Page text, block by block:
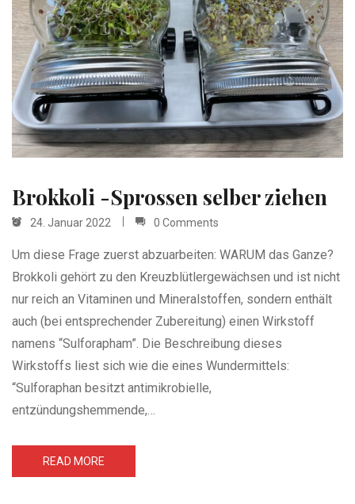
Brokkoli -Sprossen selber ziehen
24. Januar 2022 0 Comments
Um diese Frage zuerst abzuarbeiten: WARUM das Ganze?
Brokkoli gehört zu den Kreuzblütlergewächsen und ist nicht
nur reich an Vitaminen und Mineralstoffen, sondern enthält
auch (bei entsprechender Zubereitung) einen Wirkstoff
namens “Sulforapham”. Die Beschreibung dieses
Wirkstoffs liest sich wie die eines Wundermittels:
“Sulforaphan besitzt antimikrobielle,
entzündungshemmende,…
READ MORE